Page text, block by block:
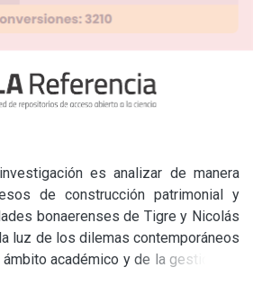
es analizar de manera
de construcción patrimonial y
bonaerenses de Tigre y Nicolás
luz de los dilemas contemporáneos
académico y de la gestión. En
el trabajo adquiere un alcance